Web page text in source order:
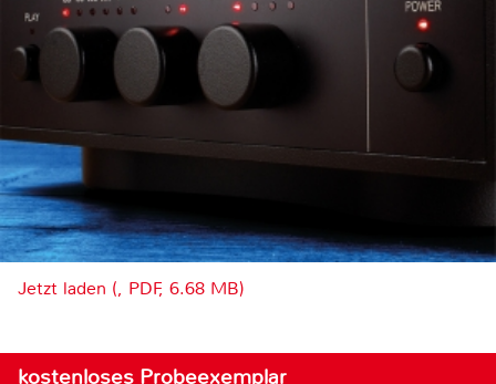
Jetzt laden (, PDF, 6.68 MB)
kostenloses Probeexemplar